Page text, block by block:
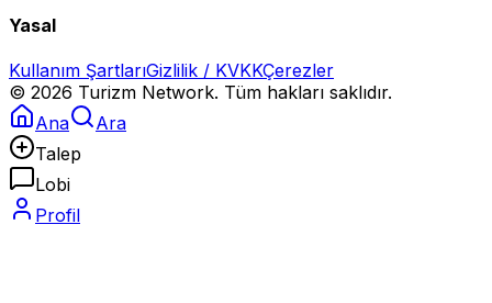
Yasal
Kullanım ŞartlarıGizlilik / KVKKÇerezler
© 2026 Turizm Network. Tüm hakları saklıdır.
Ana
Ara
Talep
Lobi
Profil